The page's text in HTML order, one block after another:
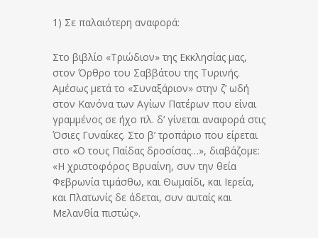
1) Σε παλαιότερη αναφορά:
Στο βιβλίο «Τριώδιον» της Εκκλησίας μας,
στον Όρθρο του Σαββάτου της Τυρινής.
Αμέσως μετά το «Συναξάριον» στην ζ’ ωδή
στον Κανόνα των Αγίων Πατέρων που είναι
γραμμένος σε ήχο πλ. δ’ γίνεται αναφορά στις
Όσιες Γυναίκες. Στο β’ τροπάριο που είρεται
στο «Ο τους Παίδας δροσίσας…», διαβάζομε:
«Η χριστοφόρος Βρυαίνη, συν την θεία
Φεβρωνία τιμάσθω, και Θωμαίδι, και Ιερεία,
και Πλατωνίς δε άδεται, συν αυταίς και
Μελανθία πιστώς».